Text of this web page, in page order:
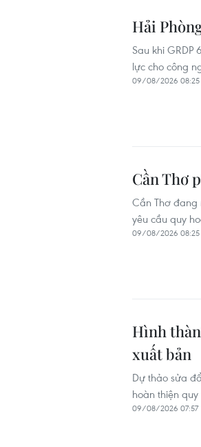
Hải
Sau khi
lực cho công
09/08/2026 08:25
Cần Thơ
Cần Thơ đang
yêu cầu quy
09/08/2026 08:25
Hình
xuất bản
Dự thảo sửa
hoàn thiện
09/08/2026 07:57